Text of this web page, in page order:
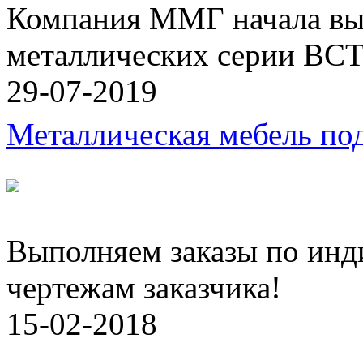
Компания ММГ начала
металлических серии
29-07-2019
Металлическая мебель
Выполняем заказы по
чертежам заказчика!
15-02-2018